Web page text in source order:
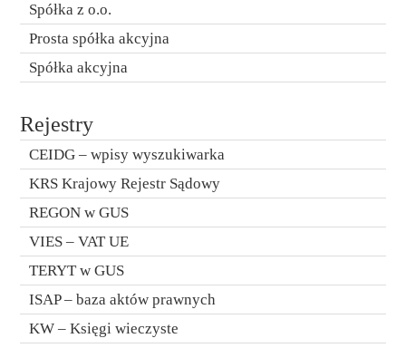
Spółka z o.o.
Prosta spółka akcyjna
Spółka akcyjna
Rejestry
CEIDG – wpisy wyszukiwarka
KRS Krajowy Rejestr Sądowy
REGON w GUS
VIES – VAT UE
TERYT w GUS
ISAP – baza aktów prawnych
KW – Księgi wieczyste